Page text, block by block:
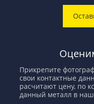
Прикрепите
свои контактные
расчитают цену, по
данный металл в